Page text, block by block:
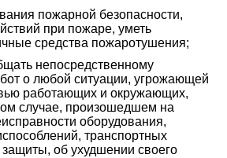
пожарной безопасности,
при пожаре, уметь
средства пожаротушения;
непосредственному
о любой ситуации, угрожающей
работающих и окружающих,
случае, произошедшем на
оборудования,
транспортных
защиты, об ухудшении своего